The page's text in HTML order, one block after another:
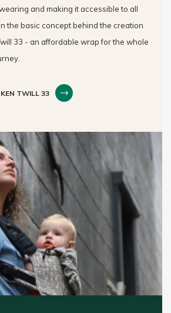
and making it accessible to all
the basic concept behind the creation
33 - an affordable wrap for the whole
TWILL 33